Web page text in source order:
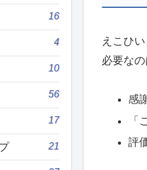
えこひ
必要なの
感
「
評
16
4
10
56
17
21